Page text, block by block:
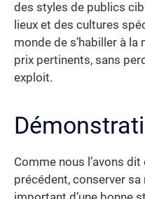
des styles de publics
lieux et des cultures
monde de s’habiller à
prix pertinents, sans
exploit.
Comme nous l’avons
précédent, conserver sa